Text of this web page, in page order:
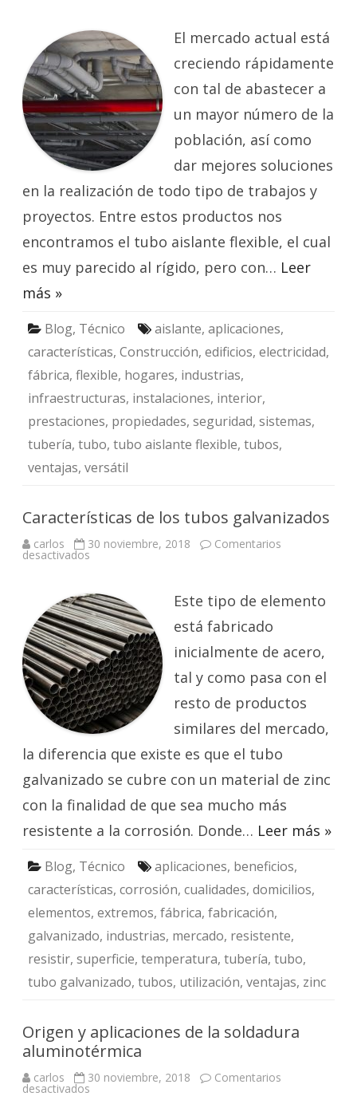
el
tubo
aislante
flexible?
El mercado actual está
creciendo rápidamente
con tal de abastecer a
un mayor número de la
población, así como
dar mejores soluciones
en la realización de todo tipo de trabajos y
proyectos. Entre estos productos nos
encontramos el tubo aislante flexible, el cual
es muy parecido al rígido, pero con… Leer
más »
Blog, Técnico aislante, aplicaciones,
características, Construcción, edificios, electricidad,
fábrica, flexible, hogares, industrias,
infraestructuras, instalaciones, interior,
prestaciones, propiedades, seguridad, sistemas,
tubería, tubo, tubo aislante flexible, tubos,
ventajas, versátil
Características de los tubos galvanizados
carlos 30 noviembre, 2018 Comentarios
desactivados
tubos
galvanizados
Este tipo de elemento
está fabricado
inicialmente de acero,
tal y como pasa con el
resto de productos
similares del mercado,
la diferencia que existe es que el tubo
galvanizado se cubre con un material de zinc
con la finalidad de que sea mucho más
resistente a la corrosión. Donde… Leer más »
Blog, Técnico aplicaciones, beneficios,
características, corrosión, cualidades, domicilios,
elementos, extremos, fábrica, fabricación,
galvanizado, industrias, mercado, resistente,
resistir, superficie, temperatura, tubería, tubo,
tubo galvanizado, tubos, utilización, ventajas, zinc
Origen y aplicaciones de la soldadura
aluminotérmica
carlos 30 noviembre, 2018 Comentarios
desactivados